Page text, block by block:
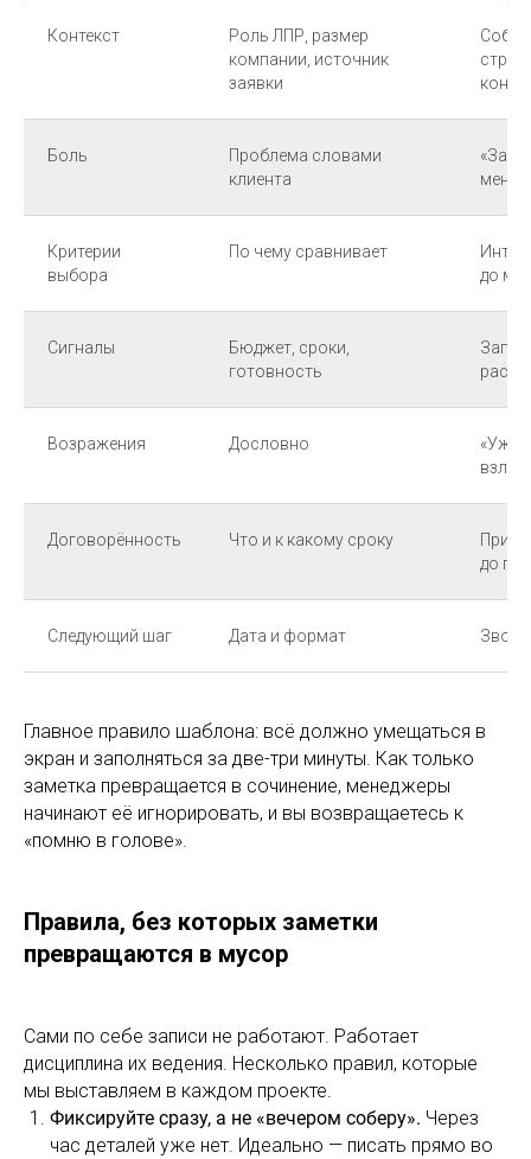
Контекст
Роль ЛПР, размер
компании, источник
заявки
Боль
Проблема словами
клиента
Критерии
выбора
По чему сравнивает
до
Сигналы
Бюджет, сроки,
готовность
Возражения Дословно
«Уже
Договорённость Что и к какому сроку
до
Следующий шаг Дата и формат
Главное правило шаблона: всё должно умещаться в
экран и заполняться за две-три минуты. Как только
заметка превращается в сочинение, менеджеры
начинают её игнорировать, и вы возвращаетесь к
«помню в голове».
Правила, без которых заметки
превращаются в мусор
Сами по себе записи не работают. Работает
дисциплина их ведения. Несколько правил, которые
мы выставляем в каждом проекте.
Фиксируйте сразу, а не «вечером соберу». Через
час деталей уже нет. Идеально — писать прямо во